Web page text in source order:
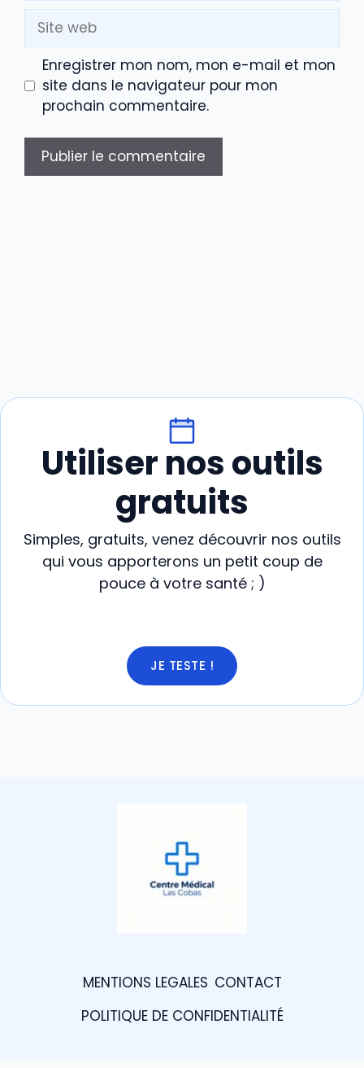
Site
web
Enregistrer mon nom, mon e-mail et mon
site dans le navigateur pour mon
prochain commentaire.
Utiliser nos outils
gratuits
Simples, gratuits, venez découvrir nos outils
qui vous apporterons un petit coup de
pouce à votre santé ; )
JE TESTE !
MENTIONS LEGALES CONTACT
POLITIQUE DE CONFIDENTIALITÉ